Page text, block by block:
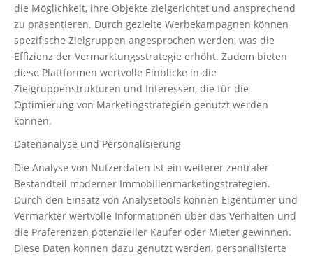
die Möglichkeit, ihre Objekte zielgerichtet und ansprechend
zu präsentieren. Durch gezielte Werbekampagnen können
spezifische Zielgruppen angesprochen werden, was die
Effizienz der Vermarktungsstrategie erhöht. Zudem bieten
diese Plattformen wertvolle Einblicke in die
Zielgruppenstrukturen und Interessen, die für die
Optimierung von Marketingstrategien genutzt werden
können.
Datenanalyse und Personalisierung
Die Analyse von Nutzerdaten ist ein weiterer zentraler
Bestandteil moderner Immobilienmarketingstrategien.
Durch den Einsatz von Analysetools können Eigentümer und
Vermarkter wertvolle Informationen über das Verhalten und
die Präferenzen potenzieller Käufer oder Mieter gewinnen.
Diese Daten können dazu genutzt werden, personalisierte